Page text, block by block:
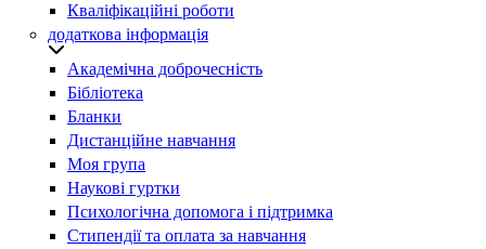
Кваліфікаційні роботи
додаткова інформація
Академічна доброчесність
Бібліотека
Бланки
Дистанційне навчання
Моя група
Наукові гуртки
Психологічна допомога і підтримка
Стипендії та оплата за навчання